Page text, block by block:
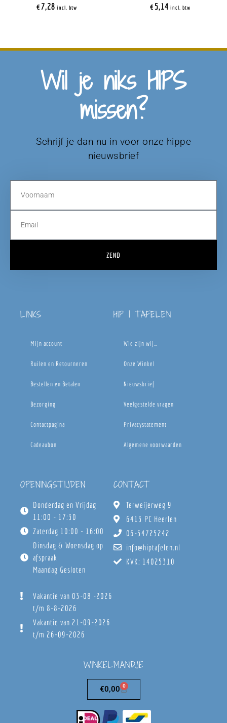
€7,28 incl. btw €5,14 incl. btw
Wil je niks HIPS
missen?
Schrijf je dan nu in voor onze hippe
nieuwsbrief
ZEND
LINKS
Mijn account
Ruilen en Retourneren
Bestellen en Betalen
Bezorging
Contactpagina
Cadeaubon
HIP | TAFELEN
Wie zijn wij…
Onze Winkel
Nieuwsbrief
Veelgestelde vragen
Privacystatement
Algemene voorwaarden
OPENINGSTIJDEN
Donderdag en Vrijdag
11:00 - 17:30
Zaterdag 10:00 - 16:00
Dinsdag & Woensdag op
afspraak
Maandag Gesloten
Vakantie van 03-08 -2026
t/m 8-8-2026
Vakantie van 21-09-2026
t/m 26-09-2026
CONTACT
Terweijerweg 9
6413 PC Heerlen
06-54725242
info@hiptafelen.nl
KVK: 14025310
WINKELMANDJE
€0,00 0